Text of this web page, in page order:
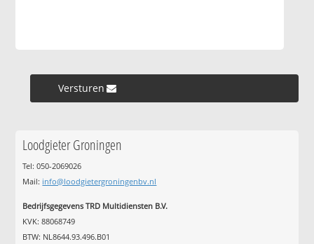
Versturen »
Loodgieter Groningen
Tel: 050-2069026
Mail: info@loodgietergroningenbv.nl
Bedrijfsgegevens TRD Multidiensten B.V.
KVK: 88068749
BTW: NL8644.93.496.B01